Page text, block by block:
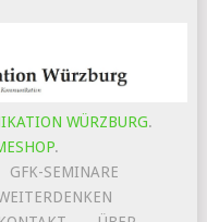
WÜRZBURG.
.
GFK-SEMINARE